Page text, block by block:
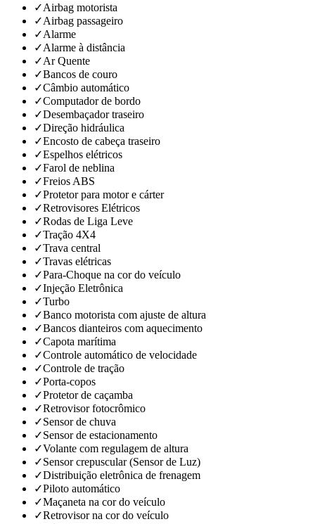
✓Airbag motorista
✓Airbag passageiro
✓Alarme
✓Alarme à distância
✓Ar Quente
✓Bancos de couro
✓Câmbio automático
✓Computador de bordo
✓Desembaçador traseiro
✓Direção hidráulica
✓Encosto de cabeça traseiro
✓Espelhos elétricos
✓Farol de neblina
✓Freios ABS
✓Protetor para motor e cárter
✓Retrovisores Elétricos
✓Rodas de Liga Leve
✓Tração 4X4
✓Trava central
✓Travas elétricas
✓Para-Choque na cor do veículo
✓Injeção Eletrônica
✓Turbo
✓Banco motorista com ajuste de altura
✓Bancos dianteiros com aquecimento
✓Capota marítima
✓Controle automático de velocidade
✓Controle de tração
✓Porta-copos
✓Protetor de caçamba
✓Retrovisor fotocrômico
✓Sensor de chuva
✓Sensor de estacionamento
✓Volante com regulagem de altura
✓Sensor crepuscular (Sensor de Luz)
✓Distribuição eletrônica de frenagem
✓Piloto automático
✓Maçaneta na cor do veículo
✓Retrovisor na cor do veículo